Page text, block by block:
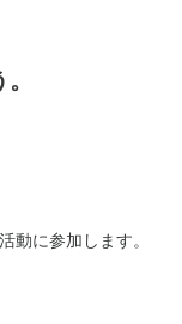
動に参加します。